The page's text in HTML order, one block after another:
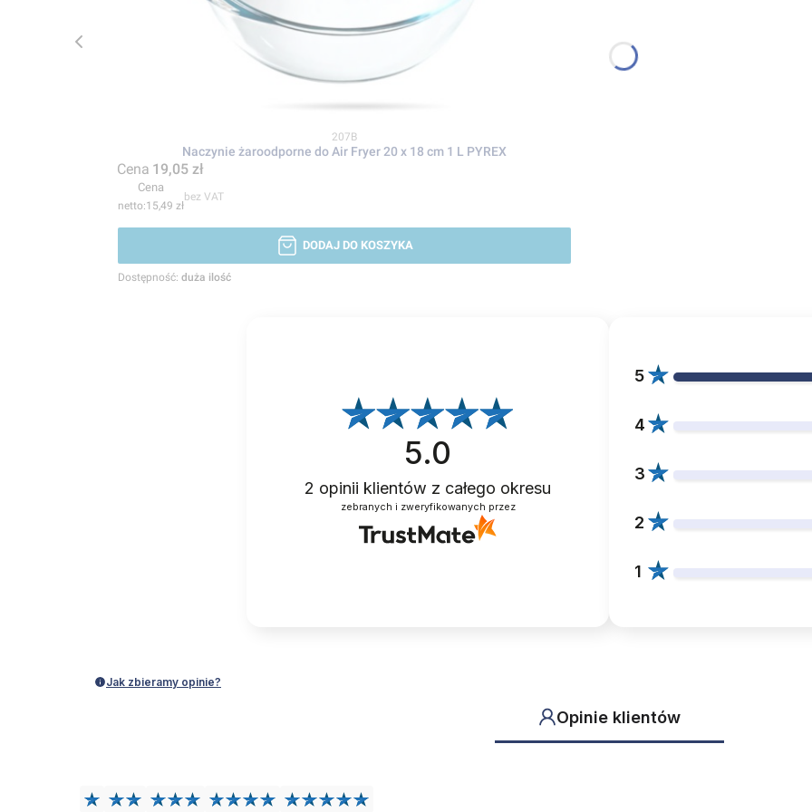
Kod produktu
207B
Naczynie żaroodporne do Air Fryer 20 x 18 cm 1 L PYREX
Cena 19,05 zł
Cena
15,49 zł
bez VAT
DODAJ DO KOSZYKA
Dostępność: duża ilość
5.0
2 opinii klientów z całego okresu
zebranych i zweryfikowanych przez
5
4
3
2
1
Jak zbieramy opinie?
Opinie klientów